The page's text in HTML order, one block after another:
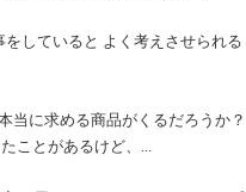
していると よく考えさせられる
当に求める商品がくるだろうか？
ことがあるけど、...